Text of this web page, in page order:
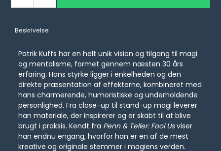
Beskrivelse
Patrik Kuffs har en helt unik vision og tilgang til magi
og mentalisme, formet gennem næsten 30 års
erfaring. Hans styrke ligger i enkelheden og den
direkte præsentation af effekterne, kombineret med
hans charmerende, humoristiske og underholdende
personlighed. Fra close-up til stand-up magi leverer
han materiale, der inspirerer og er skabt til at blive
brugt i praksis. Kendt fra Penn & Teller: Fool Usviser
han endnu engang, hvorfor han er en af de mest
kreative og originale stemmer i magiens verden.